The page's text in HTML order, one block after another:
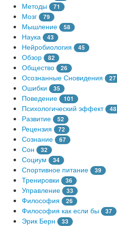
Методы 71
Мозг 79
Мышление 58
Наука 43
Нейробиология 45
Обзор 82
Общество 26
Осознанные Сновидения 27
Ошибки 35
Поведение 101
Психологический эффект 48
Развитие 52
Рецензия 72
Сознание 67
Сон 32
Социум 34
Спортивное питание 39
Тренировки 36
Управление 33
Философия 26
Философия как если бы 37
Эрик Берн
33